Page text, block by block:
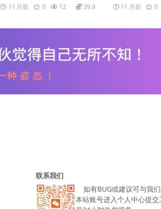
11 月前 0 12 39.9 11 月前 0
联系我们
如有BUG或建议可与我
本站账号进入个人中心提